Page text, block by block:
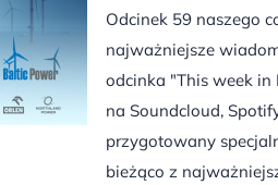
Odcinek 59 naszego
najważniejsze
odcinka "This week in
na Soundcloud,
przygotowany
bieżąco z